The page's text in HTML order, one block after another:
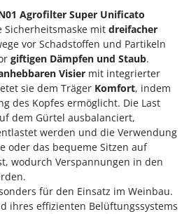
für Traktoren
Traktoren
für Traktoren
Agrofilter Super Unificato
mit dreifacher
vor Schadstoffen und Partikeln
giftigen Dämpfen und Staub.
Visier mit integrierter
sie dem Träger Komfort, indem
des Kopfes ermöglicht. Die Last
dem Gürtel ausbalanciert,
werden und die Verwendung
oder das bequeme Sitzen auf
wodurch Verspannungen in den
für den Einsatz im Weinbau.
ihres effizienten Belüftungssystems